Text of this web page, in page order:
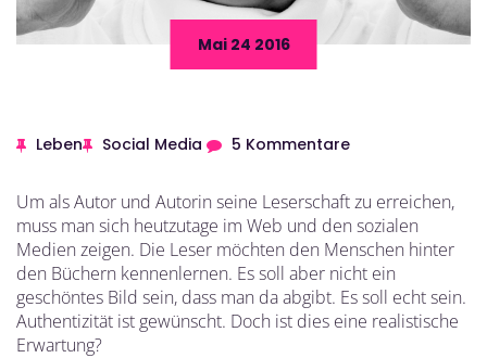
Mai 24 2016
Leben Social Media 5 Kommentare
Um als Autor und Autorin seine Leserschaft zu erreichen,
muss man sich heutzutage im Web und den sozialen
Medien zeigen. Die Leser möchten den Menschen hinter
den Büchern kennenlernen. Es soll aber nicht ein
geschöntes Bild sein, dass man da abgibt. Es soll echt sein.
Authentizität ist gewünscht. Doch ist dies eine realistische
Erwartung?